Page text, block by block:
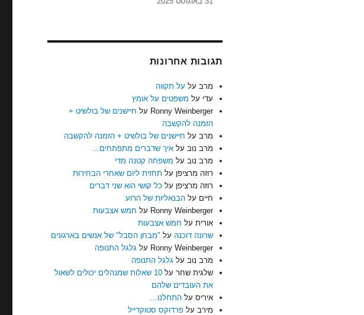
תגובות אחרונות
מרב על על תקווה
עדי על משפטים על אומץ
Ronny Weinberger על חיישנים של בולשיט +
הזמנה להקשבה
מרב על חיישנים של בולשיט + הזמנה להקשבה
מרב נוב עלאיך שדברים מתפתחים…
מרב נוב על משפחה קטנה מדי
רוזה מרציפן על תחזית ליום שאחרי הבחירות
רוזה מרציפן על כל קושי הוא שני דברים
חיים עלהבנאליות של הרוע
Ronny Weinberger על חמש אצבעות
אורית על חמש אצבעות
שרונה דוכנה על "מבחן הסבל" של אנשים בארגונים
Ronny Weinberger על גלגל התנופה
מרב נוב על גלגל התנופה
שלגית שחר על
10 שאלות שמנהלים יכולים לשאול
את העובדים שלהם
איריס עלהתחלנו…
מירב עלפרדוקס סטוקדייל